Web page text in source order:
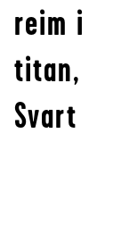
reim i
titan,
Svart